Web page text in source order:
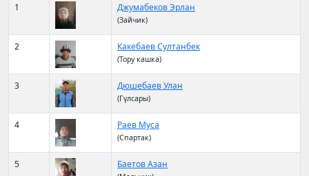
1 Джумабеков Эрлан
(Зайчик)
2 Какебаев Султанбек
(Тору кашка)
3 Дюшебаев Улан
(Гүлсары)
4 Раев Муса
(Спартак)
5 Баетов Азан